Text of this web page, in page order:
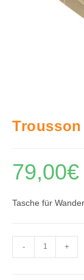
Trousson
79,00€
Tasche für
Trousson
Menge
- +